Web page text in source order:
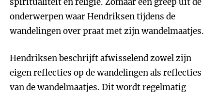
onderwerpen waar Hendriksen tijdens de
wandelingen over praat met zijn wandelmaatjes.
Hendriksen beschrijft afwisselend zowel zijn
eigen reflecties op de wandelingen als reflecties
van de wandelmaatjes. Dit wordt regelmatig